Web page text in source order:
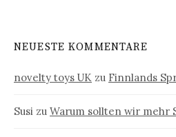
NEUESTE KOMMENTARE
novelty toys UK zu Finnlands
Susi zu Warum sollten wir mehr